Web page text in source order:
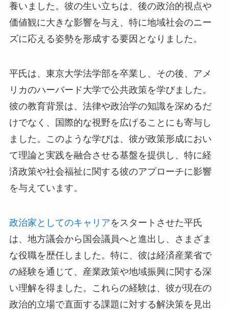
養いました。彼の生い立ちは、後の政治的視点や
価値観に大きな影響を与え、特に地域社会のニー
ズに応える姿勢を形成する要因となりました。
平氏は、東京大学法学部を卒業し、その後、アメ
リカのハーバード大学で公共政策を学びました。
彼の教育背景は、法律や政治学の知識を深めるだ
けでなく、国際的な視野を広げることにも寄与し
ました。このような学びは、彼が政策形成におい
て理論と実践を融合させる基盤を提供し、特に経
済政策や社会福祉に関する彼のアプローチに影響
を与えています。
政治家としてのキャリアをスタートさせた平氏
は、地方議会から国会議員へと進出し、さまざま
な役職を歴任しました。特に、彼は経済産業省で
の経験を通じて、産業政策や地域振興に関する深
い理解を得ました。これらの経験は、彼が現在の
政治的立場で直面する課題に対する解決策を見出